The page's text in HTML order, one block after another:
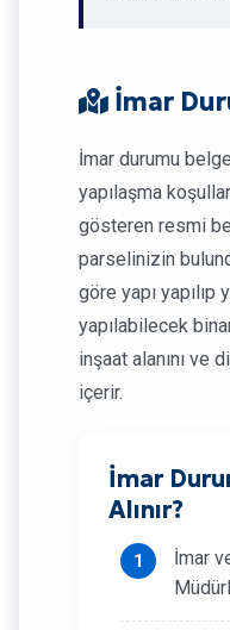
İmar
İmar durumu
yapılaşma
gösteren resmi
parselinizin
göre yapı yapılıp
yapılabilecek
inşaat alanını ve
içerir.
İmar
Alınır?
İmar